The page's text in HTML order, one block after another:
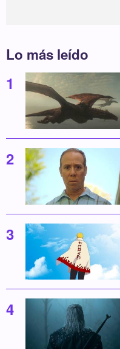
Lo más leído